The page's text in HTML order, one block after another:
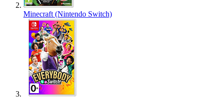
Minecraft (Nintendo Switch)